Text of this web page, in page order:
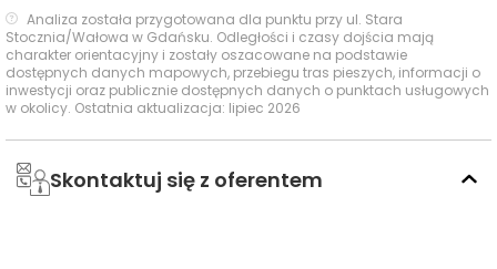
Typ usługi Nazwa usługi Odległość
Czas
pieszo
Przedszkola
Przedszkole Nr 32
Chmurką
Analiza została przygotowana dla punktu przy ul. Stara
Stocznia/Wałowa w Gdańsku. Odległości i czasy dojścia mają
charakter orientacyjny i zostały oszacowane na podstawie
dostępnych danych mapowych, przebiegu tras pieszych, informacji o
inwestycji oraz publicznie dostępnych danych o punktach usługowych
w okolicy. Ostatnia aktualizacja: lipiec 2026
Skontaktuj się z oferentem